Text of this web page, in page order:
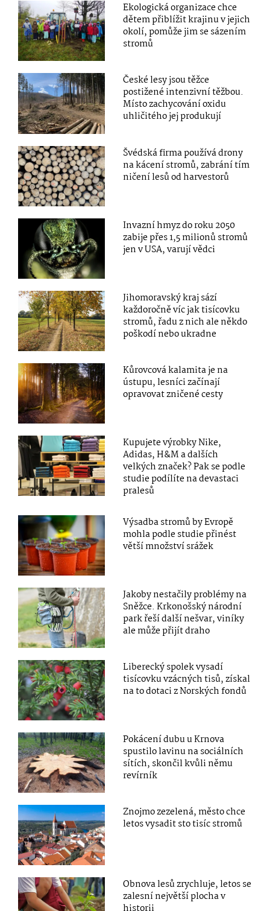
Ekologická organizace chce
dětem přiblížit krajinu v jejich
okolí, pomůže jim se sázením
stromů
České lesy jsou těžce
postižené intenzivní těžbou.
Místo zachycování oxidu
uhličitého jej produkují
Švédská firma používá drony
na kácení stromů, zabrání tím
ničení lesů od harvestorů
Invazní hmyz do roku 2050
zabije přes 1,5 milionů stromů
jen v USA, varují vědci
Jihomoravský kraj sází
každoročně víc jak tisícovku
stromů, řadu z nich ale někdo
poškodí nebo ukradne
Kůrovcová kalamita je na
ústupu, lesníci začínají
opravovat zničené cesty
Kupujete výrobky Nike,
Adidas, H&M a dalších
velkých značek? Pak se podle
studie podílíte na devastaci
pralesů
Výsadba stromů by Evropě
mohla podle studie přinést
větší množství srážek
Jakoby nestačily problémy na
Sněžce. Krkonošský národní
park řeší další nešvar, viníky
ale může přijít draho
Liberecký spolek vysadí
tisícovku vzácných tisů, získal
na to dotaci z Norských fondů
Pokácení dubu u Krnova
spustilo lavinu na sociálních
sítích, skončil kvůli němu
revírník
Znojmo zezelená, město chce
letos vysadit sto tisíc stromů
Obnova lesů zrychluje, letos se
zalesní největší plocha v